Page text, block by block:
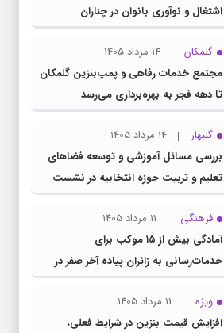
اشتغال و نوآوری بانوان در چناران
گلمکان
14 مرداد 1405
مجتمع خدمات رفاهی و پمپ‌بنزین گلمکان
تا دهه فجر به بهره‌برداری می‌رسد
گلبهار
14 مرداد 1405
بررسی مسائل آموزشی و توسعه فضاهای
تعلیم و تربیت حوزه انتخابیه در نشست
مشترک عضو کمیسیون آموزش مجلس با
مدیرکل آموزش و پرورش خراسان رضوی
فرهنگی
11 مرداد 1405
آمادگی بیش از ۱۵ موکب برای
خدمات‌رسانی به زائران پیاده آخر صفر در
شهرستان چناران
ویژه
11 مرداد 1405
افزایش قیمت بنزین در شرایط فعلی،